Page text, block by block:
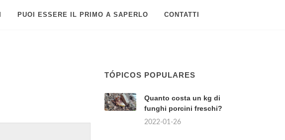
PUOI ESSERE IL PRIMO A SAPERLO CONTATTI
TÓPICOS POPULARES
Quanto costa un kg di
funghi porcini freschi?
2022-01-26